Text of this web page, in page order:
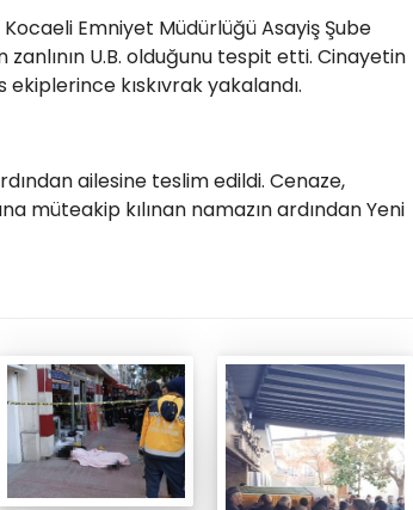
Emniyet Müdürlüğü Asayiş Şube
U.B. olduğunu tespit etti. Cinayetin
kıskıvrak yakalandı.
ailesine teslim edildi. Cenaze,
müteakip kılınan namazın ardından Yeni